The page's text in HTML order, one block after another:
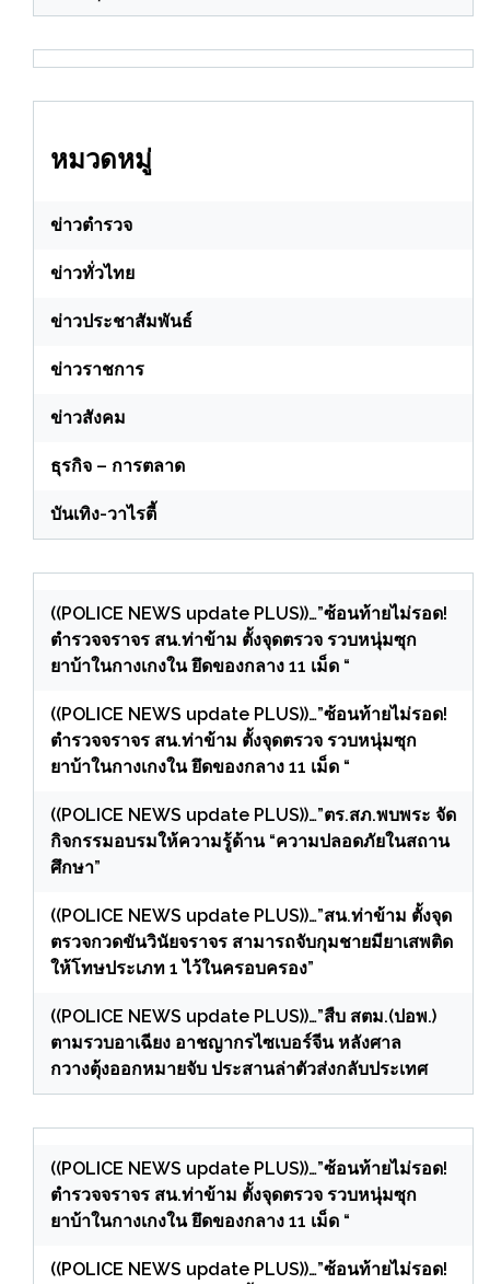
หมวดหมู่
ข่าวตำรวจ
ข่าวทั่วไทย
ข่าวประชาสัมพันธ์
ข่าวราชการ
ข่าวสังคม
ธุรกิจ – การตลาด
บันเทิง-วาไรตี้
((POLICE NEWS update PLUS))…”ซ้อนท้ายไม่รอด!
ตำรวจจราจร สน.ท่าข้าม ตั้งจุดตรวจ รวบหนุ่มซุก
ยาบ้าในกางเกงใน ยึดของกลาง 11 เม็ด “
((POLICE NEWS update PLUS))…”ซ้อนท้ายไม่รอด!
ตำรวจจราจร สน.ท่าข้าม ตั้งจุดตรวจ รวบหนุ่มซุก
ยาบ้าในกางเกงใน ยึดของกลาง 11 เม็ด “
((POLICE NEWS update PLUS))…”ตร.สภ.พบพระ จัด
กิจกรรมอบรมให้ความรู้ด้าน “ความปลอดภัยในสถาน
ศึกษา”
((POLICE NEWS update PLUS))…”สน.ท่าข้าม ตั้งจุด
ตรวจกวดขันวินัยจราจร สามารถจับกุมชายมียาเสพติด
ให้โทษประเภท 1 ไว้ในครอบครอง”
((POLICE NEWS update PLUS))…”สืบ สตม.(ปอพ.)
ตามรวบอาเฉียง อาชญากรไซเบอร์จีน หลังศาล
กวางตุ้งออกหมายจับ ประสานล่าตัวส่งกลับประเทศ
((POLICE NEWS update PLUS))…”ซ้อนท้ายไม่รอด!
ตำรวจจราจร สน.ท่าข้าม ตั้งจุดตรวจ รวบหนุ่มซุก
ยาบ้าในกางเกงใน ยึดของกลาง 11 เม็ด “
((POLICE NEWS update PLUS))…”ซ้อนท้ายไม่รอด!